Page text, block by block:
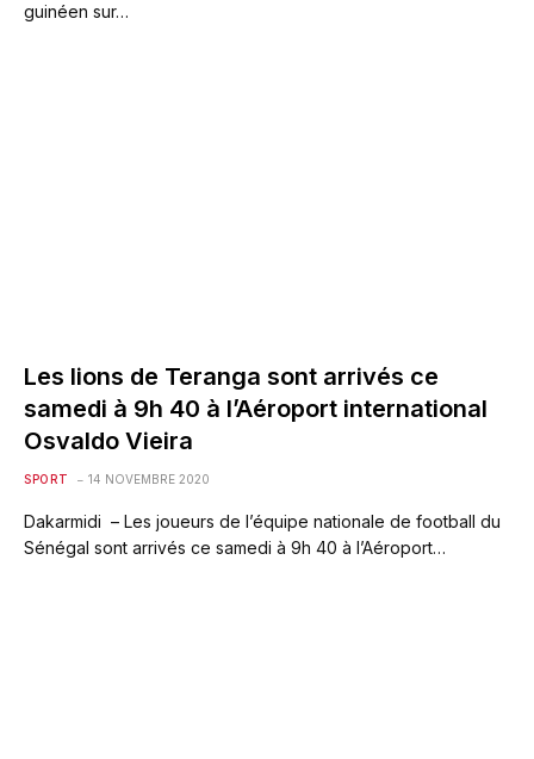
guinéen sur…
Les lions de Teranga sont arrivés ce
samedi à 9h 40 à l’Aéroport international
Osvaldo Vieira
SPORT 14 NOVEMBRE 2020
Dakarmidi – Les joueurs de l’équipe nationale de football du
Sénégal sont arrivés ce samedi à 9h 40 à l’Aéroport…